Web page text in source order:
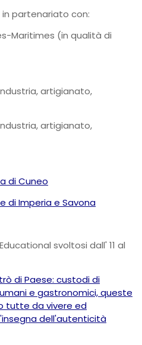
partenariato con:
Maritimes (in qualità di
artigianato,
artigianato,
di Cuneo
di Imperia e Savona
svoltosi dall' 11 al
di Paese: custodi di
e gastronomici, queste
tutte da vivere ed
dell'autenticità